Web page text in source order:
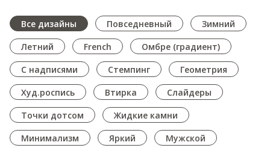
Все дизайны Повседневный
Зимний
Летний
French
Омбре (градиент)
С надписями
Стемпинг
Геометрия
Худ.роспись
Втирка
Слайдеры
Точки дотсом
Жидкие камни
Минимализм
Яркий
Мужской